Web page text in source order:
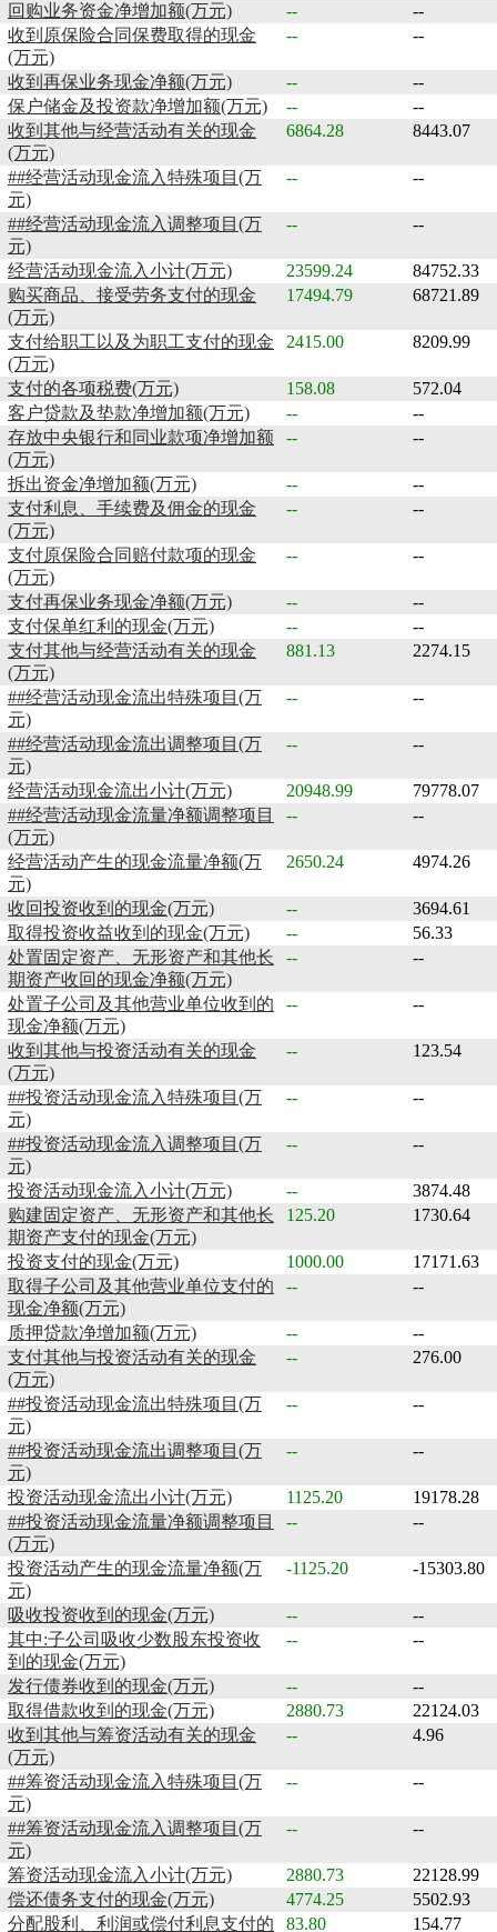
回购业务资金净增加额(万元) --
--
收到原保险合同保费取得的现金
(万元)
-- --
收到再保业务现金净额(万元) --
--
保户储金及投资款净增加额(万元)
--
--
收到其他与经营活动有关的现金
(万元)
6864.28 8443.07
##经营活动现金流入特殊项目(万
元)
-- --
##经营活动现金流入调整项目(万
元)
-- --
经营活动现金流入小计(万元) 23599.24
84752.33
购买商品、接受劳务支付的现金
(万元)
17494.79 68721.89
支付给职工以及为职工支付的现金
(万元)
2415.00 8209.99
支付的各项税费(万元) 158.08
572.04
客户贷款及垫款净增加额(万元)
--
--
存放中央银行和同业款项净增加额
(万元)
-- --
拆出资金净增加额(万元) --
--
支付利息、手续费及佣金的现金
(万元)
-- --
支付原保险合同赔付款项的现金
(万元)
-- --
支付再保业务现金净额(万元) --
--
支付保单红利的现金(万元)
--
--
支付其他与经营活动有关的现金
(万元)
881.13 2274.15
##经营活动现金流出特殊项目(万
元)
-- --
##经营活动现金流出调整项目(万
元)
-- --
经营活动现金流出小计(万元) 20948.99
79778.07
##经营活动现金流量净额调整项目
(万元)
-- --
经营活动产生的现金流量净额(万
元)
2650.24 4974.26
收回投资收到的现金(万元) --
3694.61
取得投资收益收到的现金(万元)
--
56.33
处置固定资产、无形资产和其他长
期资产收回的现金净额(万元)
-- --
处置子公司及其他营业单位收到的
现金净额(万元)
-- --
收到其他与投资活动有关的现金
(万元)
-- 123.54
##投资活动现金流入特殊项目(万
元)
-- --
##投资活动现金流入调整项目(万
元)
-- --
投资活动现金流入小计(万元) --
3874.48
购建固定资产、无形资产和其他长
期资产支付的现金(万元)
125.20 1730.64
投资支付的现金(万元) 1000.00
17171.63
取得子公司及其他营业单位支付的
现金净额(万元)
-- --
质押贷款净增加额(万元) --
--
支付其他与投资活动有关的现金
(万元)
-- 276.00
##投资活动现金流出特殊项目(万
元)
-- --
##投资活动现金流出调整项目(万
元)
-- --
投资活动现金流出小计(万元) 1125.20
19178.28
##投资活动现金流量净额调整项目
(万元)
-- --
投资活动产生的现金流量净额(万
元)
-1125.20 -15303.80
吸收投资收到的现金(万元) --
--
其中:子公司吸收少数股东投资收
到的现金(万元)
-- --
发行债券收到的现金(万元) --
--
取得借款收到的现金(万元)
2880.73
22124.03
收到其他与筹资活动有关的现金
(万元)
-- 4.96
##筹资活动现金流入特殊项目(万
元)
-- --
##筹资活动现金流入调整项目(万
元)
-- --
筹资活动现金流入小计(万元) 2880.73
22128.99
偿还债务支付的现金(万元)
4774.25
5502.93
分配股利、利润或偿付利息支付的
83.80 154.77